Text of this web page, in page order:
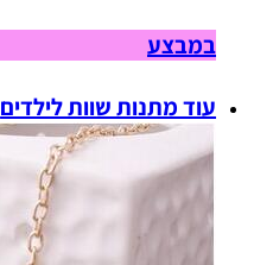
במבצע
עוד מתנות שוות לילדים